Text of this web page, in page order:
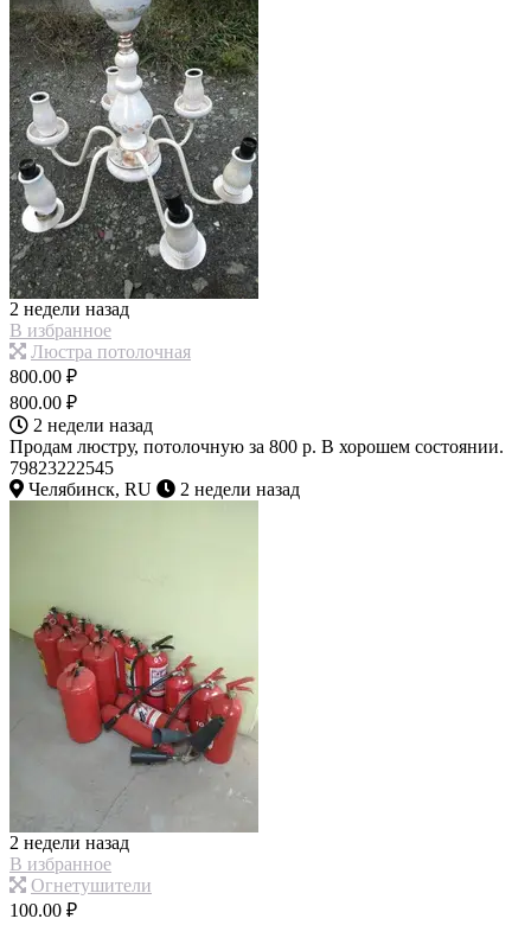
2 недели назад
В избранное
Люстра потолочная
800.00 ₽
800.00 ₽
2 недели назад
Продам люстру, потолочную за 800 р. В хорошем состоянии.
79823222545
Челябинск, RU
2 недели назад
2 недели назад
В избранное
Огнетушители
100.00 ₽